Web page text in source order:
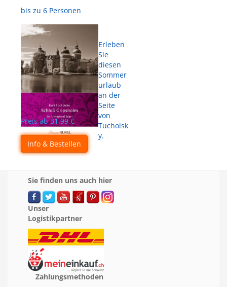
bis zu 6 Personen
Erleben
Sie
diesen
Sommer
urlaub
an der
Seite
von
Tucholsk
y.
Preis ab31.99 €
Info & Bestellen
Sie finden uns auch hier
Unser
Logistikpartner
Zahlungsmethoden